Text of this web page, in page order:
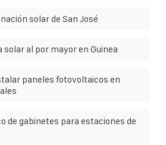
solar de San José
solar al por mayor en Guinea
paneles fotovoltaicos en
de gabinetes para estaciones de